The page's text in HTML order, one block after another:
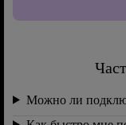
Можно ли